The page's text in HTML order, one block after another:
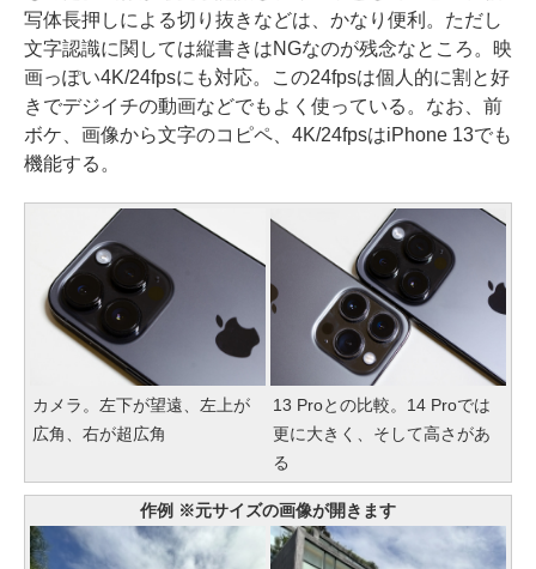
写体長押しによる切り抜きなどは、かなり便利。ただし
文字認識に関しては縦書きはNGなのが残念なところ。映
画っぽい4K/24fpsにも対応。この24fpsは個人的に割と好
きでデジイチの動画などでもよく使っている。なお、前
ボケ、画像から文字のコピペ、4K/24fpsはiPhone 13でも
機能する。
カメラ。左下が望遠、左上が
広角、右が超広角
13 Proとの比較。14 Proでは
更に大きく、そして高さがあ
る
作例 ※元サイズの画像が開きます